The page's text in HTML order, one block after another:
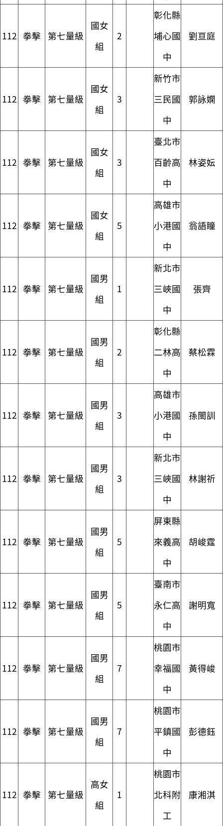
112 拳擊 第七量級
國女
組
2
彰化縣
埔心國
中
劉亘庭
112 拳擊 第七量級
國女
組
3
新竹市
三民國
中
郭詠嫻
112 拳擊 第七量級
國女
組
3
臺北市
百齡高
中
林姿妘
112 拳擊 第七量級
國女
組
5
高雄市
小港國
中
翁語瞳
112 拳擊 第七量級
國男
組
1
新北市
三峽國
中
張齊
112 拳擊 第七量級
國男
組
2
彰化縣
二林高
中
蔡松霖
112 拳擊 第七量級
國男
組
3
高雄市
小港國
中
孫閩訓
112 拳擊 第七量級
國男
組
3
新北市
三峽國
中
林謝祈
112 拳擊 第七量級
國男
組
5
屏東縣
來義高
中
胡峻霆
112 拳擊 第七量級
國男
組
5
臺南市
永仁高
中
謝明寬
112 拳擊 第七量級
國男
組
7
桃園市
幸福國
中
黃得峻
112 拳擊 第七量級
國男
組
7
桃園市
平鎮國
中
彭德鈺
112 拳擊 第七量級
高女
組
1
桃園市
北科附
工
康湘淇